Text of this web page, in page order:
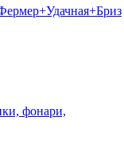
фонари,